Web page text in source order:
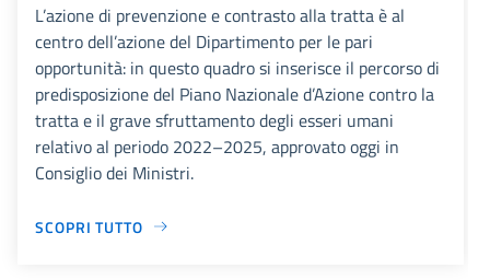
L’azione di prevenzione e contrasto alla tratta è al
centro dell’azione del Dipartimento per le pari
opportunità: in questo quadro si inserisce il percorso di
predisposizione del Piano Nazionale d’Azione contro la
tratta e il grave sfruttamento degli esseri umani
relativo al periodo 2022–2025, approvato oggi in
Consiglio dei Ministri.
SCOPRI TUTTO